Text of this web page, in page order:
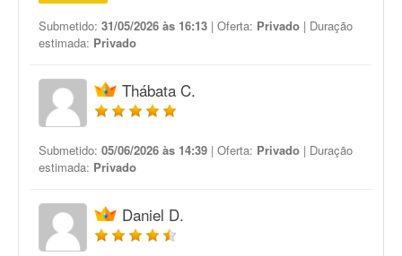
Submetido: 31/05/2026 às 16:13 | Oferta: Privado | Duração
estimada: Privado
Thábata C.
Submetido: 05/06/2026 às 14:39 | Oferta: Privado | Duração
estimada: Privado
Daniel D.